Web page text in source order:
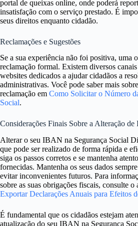
portal de queixas online, onde poderá
insatisfação com o serviço prestado. É
seus direitos enquanto cidadão.
Reclamações e Sugestões
Se a sua experiência não foi positiva, uma
reclamação formal. Existem diversos canais
websites dedicados a ajudar cidadãos a
administrativas. Você pode saber mais
reclamação em Como Solicitar o Número
Social.
Considerações Finais Sobre a Alteração
Alterar o seu IBAN na Segurança Social
que pode ser realizado de forma rápida e
siga os passos corretos e se mantenha
fornecidas. Mantenha os seus dados
evitar inconvenientes futuros. Para
sobre as suas obrigações fiscais, consulte o
Exportar Declarações Anuais para Efeitos
É fundamental que os cidadãos estejam
atualização do seu IBAN na Segurança